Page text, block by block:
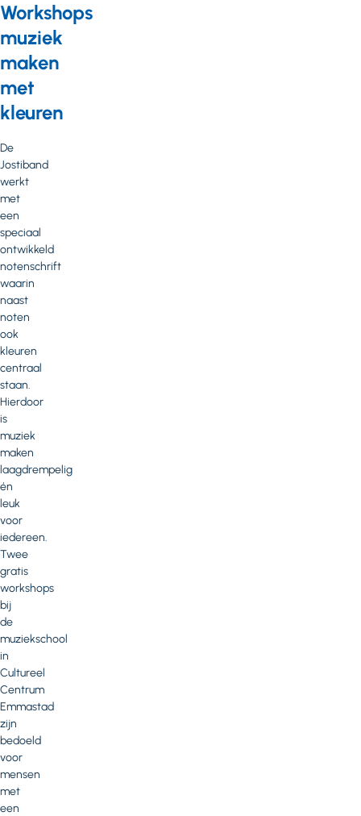
Workshops
muziek
maken
met
kleuren
De
Jostiband
werkt
met
een
speciaal
ontwikkeld
notenschrift
waarin
naast
noten
ook
kleuren
centraal
staan.
Hierdoor
is
muziek
maken
laagdrempelig
én
leuk
voor
iedereen.
Twee
gratis
workshops
bij
de
muziekschool
in
Cultureel
Centrum
Emmastad
zijn
bedoeld
voor
mensen
met
een